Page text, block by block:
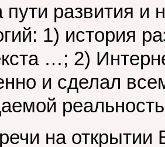
пути развития и
1) история
…; 2)
и сделал
на открытии